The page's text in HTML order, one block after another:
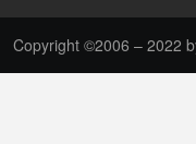
Copyright ©2006 – 2022